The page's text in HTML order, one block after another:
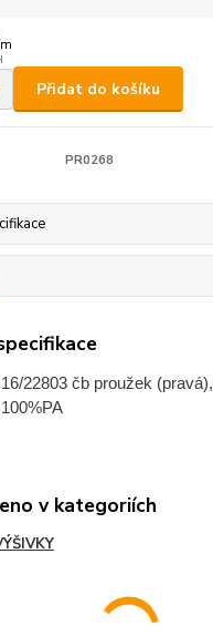
m
Přidat do košíku
PR0268
22803 čb proužek (pravá),
v kategoriích